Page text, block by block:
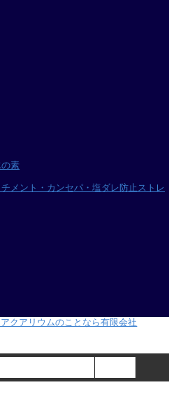
素
メント・カンセパ・塩ダレ防止ストレ